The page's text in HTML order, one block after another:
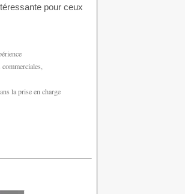
pour ceux
la prise en charge